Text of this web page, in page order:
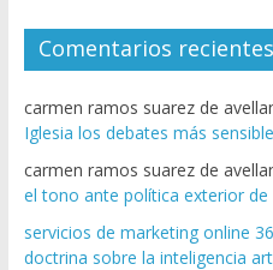
Comentarios recientes
carmen ramos suarez de
Iglesia los debates más
carmen ramos suarez de
el tono ante política exterior de
servicios de marketing online
doctrina sobre la inteligencia